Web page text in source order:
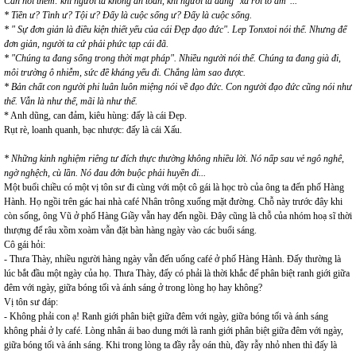
* Tiền ư? Tình ư? Tội ư? Đấy là cuộc sống ư? Đấy là cuộc sống.
* " Sự đơn giản là điều kiện thiết yếu của cái Đẹp đạo đức". Lep Tonxtoi nói thế. Nhưng để
đơn giản, người ta cứ phải phức tạp cái đã.
* "Chúng ta đang sống trong thời mạt pháp". Nhiều người nói thế. Chúng ta đang già đi,
môi trường ô nhiễm, sức đề kháng yếu đi. Chẳng làm sao được.
* Bản chất con người phi luân luôn miệng nói về đạo đức. Con người đạo đức cũng nói như
thế. Vẫn là như thế, mãi là như thế.
* Anh dũng, can đảm, kiêu hùng: đấy là cái Đẹp.
Rụt rè, loanh quanh, bạc nhược: đấy là cái Xấu.
* Những kinh nghiệm riêng tư đích thực thường không nhiều lời. Nó nấp sau vẻ ngô nghê,
ngờ nghệch, cù lần. Nó đau đớn buộc phải huyền đi...
Một buổi chiều có một vị tôn sư đi cùng với một cô gái là học trò của ông ta đến phố Hàng
Hành. Họ ngồi trên gác hai nhà café Nhân trông xuống mặt đường. Chỗ này trước đây khi
còn sống, ông Vũ ở phố Hàng Giầy vẫn hay đến ngồi. Đây cũng là chỗ của nhóm hoạ sĩ thời
thượng để râu xồm xoàm vẫn đặt bàn hàng ngày vào các buổi sáng.
Cô gái hỏi:
- Thưa Thày, nhiều người hàng ngày vẫn đến uống café ở phố Hàng Hành. Đấy thường là
lúc bắt đầu một ngày của họ. Thưa Thày, đấy có phải là thời khắc để phân biệt ranh giới giữa
đêm với ngày, giữa bóng tối và ánh sáng ở trong lòng họ hay không?
Vị tôn sư đáp:
- Không phải con ạ! Ranh giới phân biệt giữa đêm với ngày, giữa bóng tối và ánh sáng
không phải ở ly café. Lòng nhân ái bao dung mới là ranh giới phân biệt giữa đêm với ngày,
giữa bóng tối và ánh sáng. Khi trong lòng ta đầy rẫy oán thù, đầy rẫy nhỏ nhen thì đấy là